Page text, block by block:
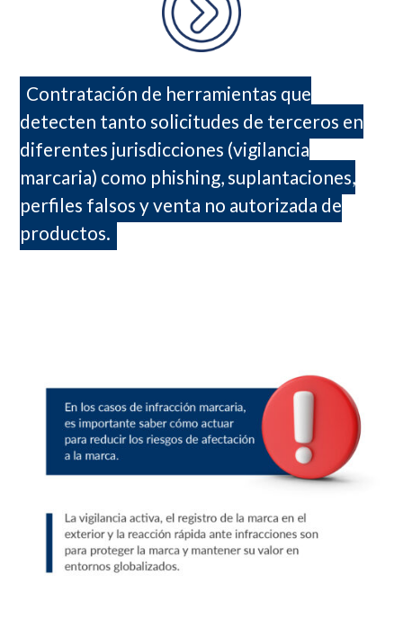
Contratación de herramientas que
detecten tanto solicitudes de terceros en
diferentes jurisdicciones (vigilancia
marcaria) como phishing, suplantaciones,
perfiles falsos y venta no autorizada de
productos.